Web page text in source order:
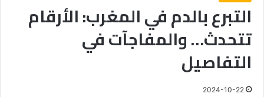
التبرع بالدم في المغرب: الأرقام
تتحدث… والمفاجآت في
التفاصيل
2024-10-22